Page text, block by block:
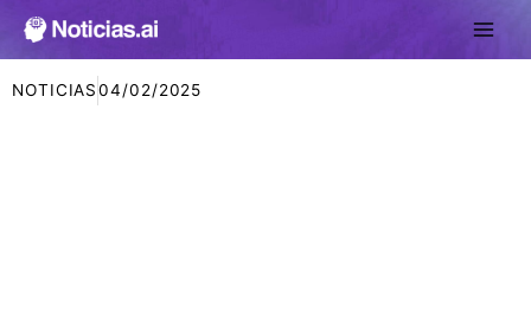
NOTICIAS 04/02/2025